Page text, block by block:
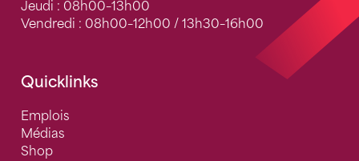
Jeudi : 08h00–13h00
Vendredi : 08h00–12h00 / 13h30–16h00
Quicklinks
Emplois
Médias
Shop